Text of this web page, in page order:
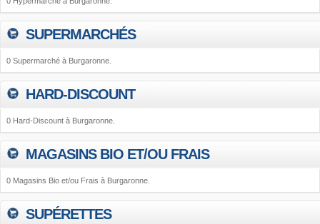
SUPERMARCHÉS
0 Supermarché à Burgaronne.
HARD-DISCOUNT
0 Hard-Discount à Burgaronne.
MAGASINS BIO ET/OU FRAIS
0 Magasins Bio et/ou Frais à Burgaronne.
SUPÉRETTES